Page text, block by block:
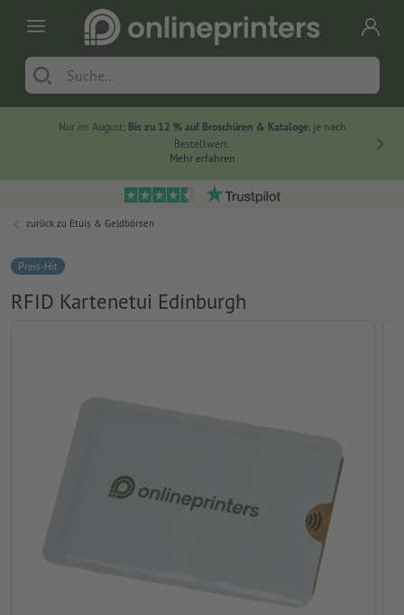
Nur im August: Bis zu 12 % auf Broschüren & Kataloge, je nach
Bestellwert.
Mehr erfahren
zurück zu Etuis & Geldbörsen
Preis-Hit
RFID Kartenetui Edinburgh